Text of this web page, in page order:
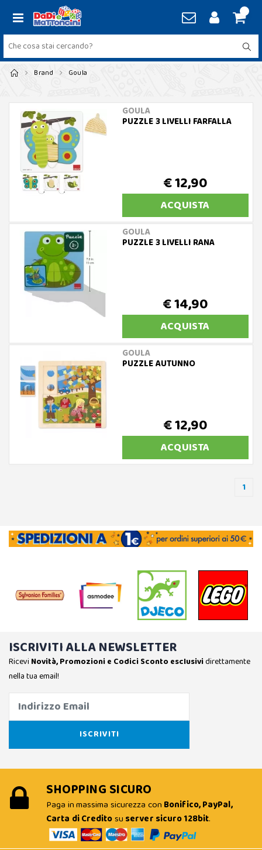
Brand Goula
GOULA
PUZZLE 3 LIVELLI FARFALLA
€ 12,90
ACQUISTA
GOULA
PUZZLE 3 LIVELLI RANA
€ 14,90
ACQUISTA
GOULA
PUZZLE AUTUNNO
€ 12,90
ACQUISTA
1
ISCRIVITI ALLA NEWSLETTER
Ricevi Novità, Promozioni e Codici Sconto esclusividirettamente
nella tua email!
SHOPPING SICURO
Paga in massima sicurezza con Bonifico, PayPal,
Carta di Creditosu server sicuro 128bit.